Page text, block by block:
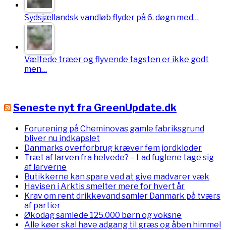
Sydsjællandsk vandløb flyder på 6. døgn med…
Væltede træer og flyvende tagsten er ikke godt
men…
Seneste nyt fra GreenUpdate.dk
Forurening på Cheminovas gamle fabriksgrund
bliver nu indkapslet
Danmarks overforbrug kræver fem jordkloder
Træt af larven fra helvede? – Lad fuglene tage sig
af larverne
Butikkerne kan spare ved at give madvarer væk
Havisen i Arktis smelter mere for hvert år
Krav om rent drikkevand samler Danmark på tværs
af partier
Økodag samlede 125.000 børn og voksne
Alle køer skal have adgang til græs og åben himmel